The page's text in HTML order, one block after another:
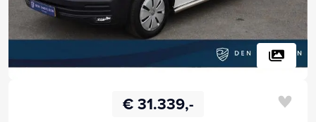
€ 31.339,-